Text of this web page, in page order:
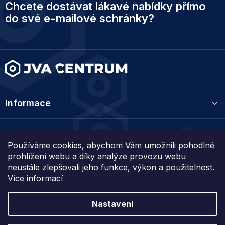
Používáme cookies, abychom Vám umožnili pohodlné
prohlížení webu a díky analýze provozu webu
neustále zlepšovali jeho funkce, výkon a použitelnost.
Více informací
Nastavení
p
í
Chcete dostávat lákavé nabídky přímo
do své e-mailové schránky?
Informace
Kontakt